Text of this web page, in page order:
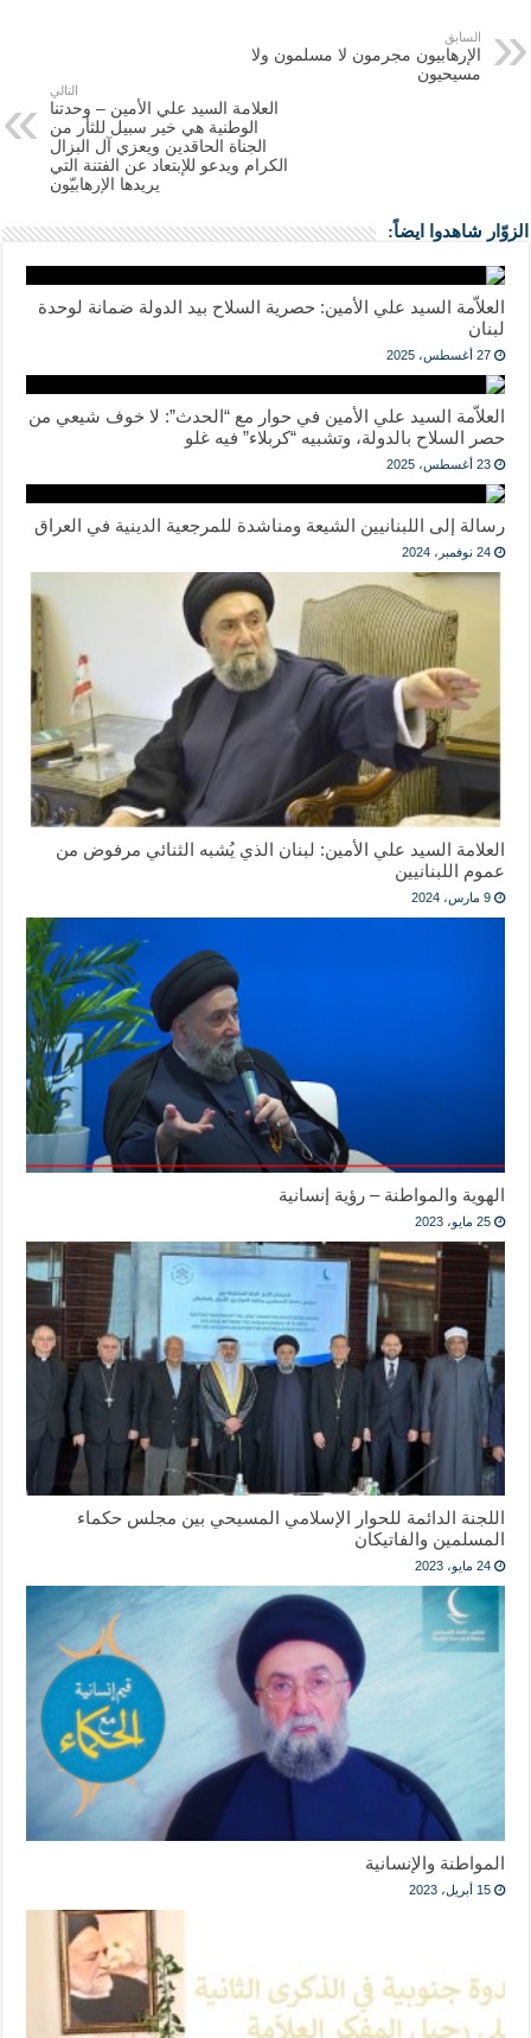
السابق
الإرهابيون مجرمون لا مسلمون ولا
مسيحيون
التالي
العلامة السيد علي الأمين – وحدتنا
الوطنية هي خير سبيل للثأر من
الجناة الحاقدين ويعزي آل البزال
الكرام ويدعو للإبتعاد عن الفتنة التي
يريدها الإرهابيّون
الزوّار شاهدوا ايضاً:
العلاّمة السيد علي الأمين: حصرية السلاح بيد الدولة ضمانة لوحدة
لبنان
27 أغسطس، 2025
العلاّمة السيد علي الأمين في حوار مع “الحدث”: لا خوف شيعي من
حصر السلاح بالدولة، وتشبيه “كربلاء” فيه غلو
23 أغسطس، 2025
رسالة إلى اللبنانيين الشيعة ومناشدة للمرجعية الدينية في العراق
24 نوفمبر، 2024
العلامة السيد علي الأمين: لبنان الذي يُشبه الثنائي مرفوض من
عموم اللبنانيين
9 مارس، 2024
الهوية والمواطنة – رؤية إنسانية
25 مايو، 2023
اللجنة الدائمة للحوار الإسلامي المسيحي بين مجلس حكماء
المسلمين والفاتيكان
24 مايو، 2023
المواطنة والإنسانية
15 أبريل، 2023